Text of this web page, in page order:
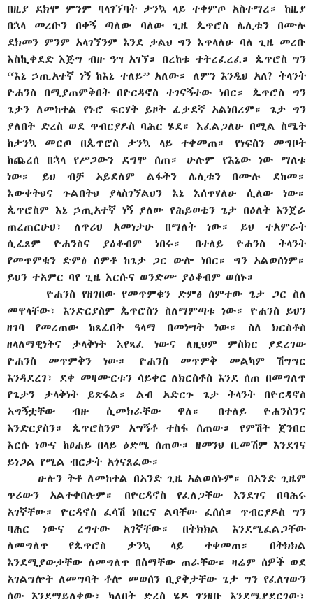
በዚያ ደክሞ ምንም ባላገኘባት ታንኳ ላይ ተቀምጦ አስተማረ። ከዚያ
በኋላ መረቡን በቀኝ ጣለው ባለው ጊዜ ጴጥሮስ ሌሊቱን በሙሉ
ደክመን ምንም አላገኘንም እንደ ቃልህ ግን እጥላለሁ ባለ ጊዜ መረቡ
እስኪቀደድ እጅግ ብዙ ዓሣ አገኘ። በረከቱ ተትረፈረፈ። ጴጥሮስ ግን
“እኔ ኃጢአተኛ ነኝ ከእኔ ተለይ” አለው። ለምን እንዲህ አለ? ትላንት
ዮሐንስ በሚያጠምቅበት በዮርዳኖስ ተገናኝተው ነበር። ጴጥሮስ ግን
ጌታን ለመከተል የኑሮ ፍርሃት ይዞት ፈቃደኛ አልነበረም። ጌታ ግን
ያለበት ድረስ ወደ ጥብርያዶስ ባሕር ሄደ። እፈልጋለሁ በሚል ስሜት
ከታንኳ መርጦ በጴጥሮስ ታንኳ ላይ ተቀመጠ። የነፍስን መግቦት
ከጨረሰ በኋላ የሥጋውን ደግሞ ሰጠ። ሁሉም የእኔው ነው ማለቱ
ነው። ይህ ብቻ አይደለም ልፋትን ሌሊቱን በሙሉ ደከመ።
እውቀትህና ጉልበትህ ያላስገኘልህን እኔ እሰጥሃለሁ ሲለው ነው።
ጴጥሮስም እኔ ኃጢአተኛ ነኝ ያለው የሕይወቴን ጌታ በዕለት እንጀራ
ጠረጠርሁህ፣ ለጥሪህ አመነታሁ በማለት ነው። ይህ ተአምራት
ሲፈጸም ዮሐንስና ያዕቆብም ነበሩ። በተለይ ዮሐንስ ትላንት
የመጥምቁን ድምፅ ሰምቶ ከጌታ ጋር ውሎ ነበር። ግን አልወሰነም።
ይህን ተአምር ባየ ጊዜ እርሱና ወንድሙ ያዕቆብም ወሰኑ።
ዮሐንስ የዘገበው የመጥምቁን ድምፅ ሰምተው ጌታ ጋር ስለ
መዋላቸው፣ እንድርያስም ጴጥሮስን ስለማምጣቱ ነው። ዮሐንስ ይህን
ዘገባ የመረጠው ከጻፈበት ዓላማ በመነሣት ነው። ስለ ክርስቶስ
ዘላለማዊነትና ታላቅነት እየጻፈ ነውና ለዚህም ምስክር ያደረገው
ዮሐንስ መጥምቅን ነው። ዮሐንስ መጥምቅ መልካም ሽግግር
እንዳደረገ፣ ደቀ መዛሙርቱን ሳይቀር ለክርስቶስ እንደ ሰጠ በመግለጥ
የጌታን ታላቅነት ይጽፋል። ልብ አድርጉ ጌታ ትላንት በዮርዳኖስ
አግኝቷቸው ብዙ ሲመክራቸው ዋለ። በተለይ ዮሐንስንና
እንድርያስን። ጴጥሮስንም አግኝቶ ተስፋ ሰጠው። የምሽት ጀንበር
እርሱ ነውና ከፀሐይ በላይ ዕድሜ ሰጠው። ዘመንህ ቢመሽም እንደገና
ይነጋል የሚል ብርታት አጎናጸፈው።
ሁሉን ትቶ ለመከተል በአንድ ጊዜ አልወሰኑም። በአንድ ጊዜም
ጥሪውን አልተቀበሉም። በዮርዳኖስ የፈለጋቸው እንደገና በባሕሩ
አገኛቸው። ዮርዳኖስ ፈሳሽ ነበርና ልባቸው ፈሰሰ። ጥብርያዶስ ግን
ባሕር ነውና ረግተው አገኛቸው። በትክክል እንደሚፈልጋቸው
ለመግለጥ የጴጥሮስ ታንኳ ላይ ተቀመጠ። በትክክል
እንደሚያውቃቸው ለመግለጥ በስማቸው ጠራቸው። ዛሬም ሰዎች ወደ
አገልግሎት ለመግባት ቶሎ መወሰን ቢያቅታቸው ጌታ ግን የፈለገውን
ሰው እንደማይለቀው፣ ካለበት ድረስ ሄዶ ገንዘቡ እንደሚያደርገው፣